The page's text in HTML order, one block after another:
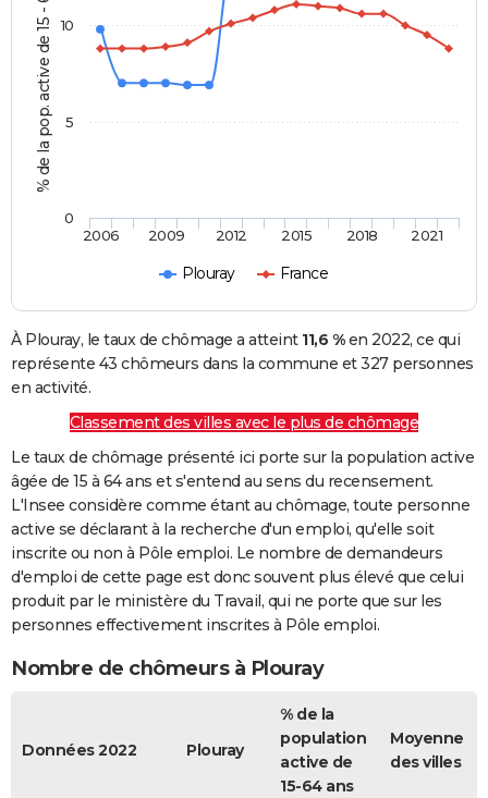
% de la pop. active de 15 - 64 ans
Plouray France
2006 2009 2012 2015 2018 2021
0
5
10
À Plouray, le taux de chômage a atteint 11,6 %en 2022, ce qui
représente 43 chômeurs dans la commune et 327 personnes
en activité.
Classement des villes avec le plus de chômage
Le taux de chômage présenté ici porte sur la population active
âgée de 15 à 64 ans et s'entend au sens du recensement.
L'Insee considère comme étant au chômage, toute personne
active se déclarant à la recherche d'un emploi, qu'elle soit
inscrite ou non à Pôle emploi. Le nombre de demandeurs
d'emploi de cette page est donc souvent plus élevé que celui
produit par le ministère du Travail, qui ne porte que sur les
personnes effectivement inscrites à Pôle emploi.
Nombre de chômeurs à Plouray
Données 2022 Plouray
% de la
population
active de
15-64 ans
Moyenne
des villes